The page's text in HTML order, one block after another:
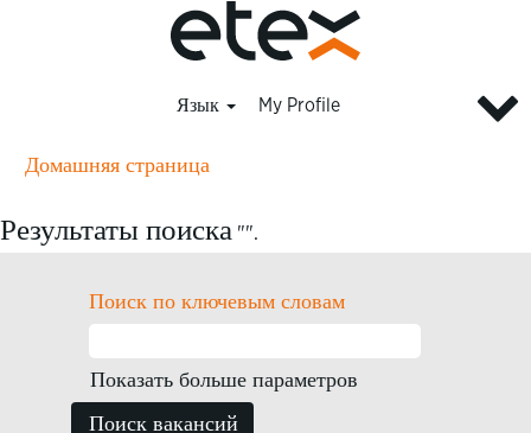
Язык My Profile
Домашняя страница
Результаты поиска "".
Поиск по ключевым словам
Показать больше параметров